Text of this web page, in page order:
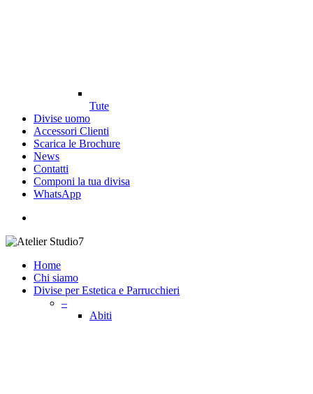
Tute
Divise uomo
Accessori Clienti
Scarica le Brochure
News
Contatti
Componi la tua divisa
WhatsApp
Home
Chi siamo
Divise per Estetica e Parrucchieri
–
Abiti